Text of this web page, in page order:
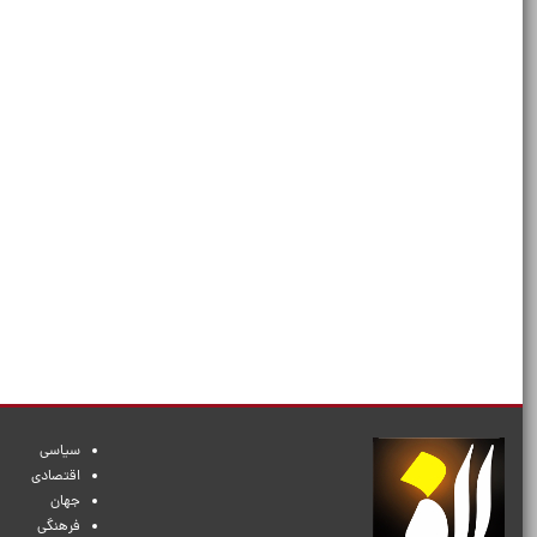
سیاسی
اقتصادی
جهان
فرهنگی